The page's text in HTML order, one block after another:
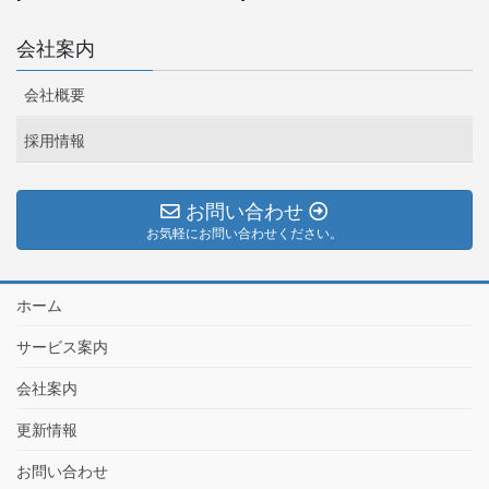
会社案内
会社概要
採用情報
お問い合わせ
お気軽にお問い合わせください。
ホーム
サービス案内
会社案内
更新情報
お問い合わせ